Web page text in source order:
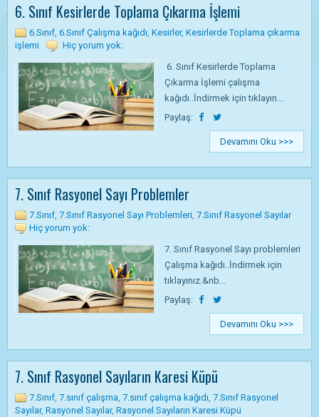
6. Sınıf Kesirlerde Toplama Çıkarma İşlemi
6.Sınıf, 6.Sınıf Çalışma kağıdı, Kesirler, Kesirlerde Toplama çıkarma
işlemi
Hiç yorum yok:
6. Sınıf Kesirlerde Toplama
Çıkarma İşlemi çalışma
kağıdı..İndirmek için tıklayın...
Paylaş:
Devamını Oku >>>
7. Sınıf Rasyonel Sayı Problemler
7.Sınıf, 7.Sınıf Rasyonel Sayı Problemleri, 7.Sınıf Rasyonel Sayılar
Hiç yorum yok:
7. Sınıf Rasyonel Sayı problemleri
Çalışma kağıdı..İndirmek için
tıklayınız.&nb...
Paylaş:
Devamını Oku >>>
7. Sınıf Rasyonel Sayıların Karesi Küpü
7.Sınıf, 7.sınıf çalışma, 7.sınıf çalışma kağıdı, 7.Sınıf Rasyonel
Sayılar, Rasyonel Sayılar, Rasyonel Sayıların Karesi Küpü